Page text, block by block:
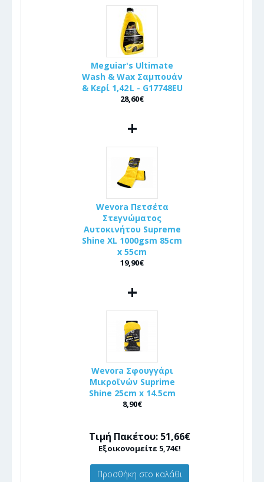
Meguiar's Ultimate
Wash & Wax Σαμπουάν
& Κερί 1,42 L - G17748EU
28,60€
+
Wevora Πετσέτα
Στεγνώματος
Αυτοκινήτου Supreme
Shine XL 1000gsm 85cm
x 55cm
19,90€
+
Wevora Σφουγγάρι
Μικροϊνών Suprime
Shine 25cm x 14.5cm
8,90€
Τιμή Πακέτου: 51,66€
Εξοικονομείτε 5,74€!
Προσθήκη στο καλάθι